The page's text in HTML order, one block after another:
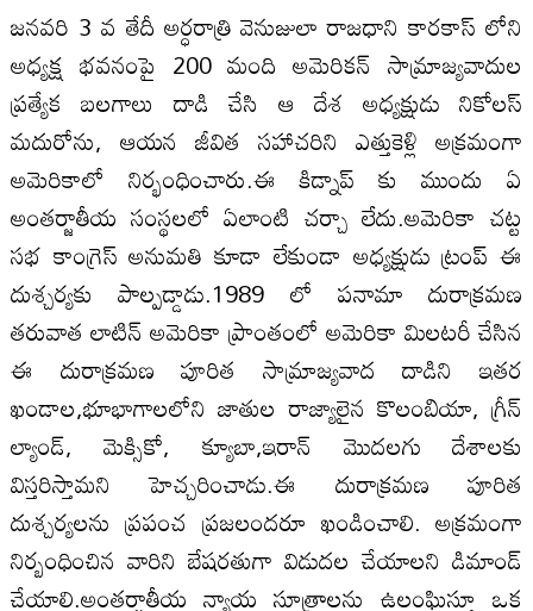
జనవరి 3 వ తేదీ అర్ధరాత్రి వెనుజులా రాజధాని కారకాస్ లోని
అధ్యక్ష భవనంపై 200 మంది అమెరికన్ సామ్రాజ్యవాదుల
ప్రత్యేక బలగాలు దాడి చేసి ఆ దేశ అధ్యక్షుడు నికోలస్
మదురోను, ఆయన జీవిత సహాచరిని ఎత్తుకెళ్లి అక్రమంగా
అమెరికాలో నిర్భంధించారు.ఈ కిడ్నాప్ కు ముందు ఏ
అంతర్జాతీయ సంస్థలలో ఏలాంటి చర్చా లేదు.అమెరికా చట్ట
సభ కాంగ్రెస్ అనుమతి కూడా లేకుండా అధ్యక్షుడు ట్రంప్ ఈ
దుశ్చర్యకు పాల్పడ్డాడు.1989 లో పనామా దురాక్రమణ
తరువాత లాటిన్ అమెరికా ప్రాంతంలో అమెరికా మిలటరీ చేసిన
ఈ దురాక్రమణ పూరిత సామ్రాజ్యవాద దాడిని ఇతర
ఖండాల,భూభాగాలలోని జాతుల రాజ్యాలైన కొలంబియా, గ్రీన్
ల్యాండ్, మెక్సికో, క్యూబా,ఇరాన్ మొదలగు దేశాలకు
విస్తరిస్తామని హెచ్చరించాడు.ఈ దురాక్రమణ పూరిత
దుశ్చర్యలను ప్రపంచ ప్రజలందరూ ఖండించాలి. అక్రమంగా
నిర్బంధించిన వారిని బేషరతుగా విడుదల చేయాలని డిమాండ్
చేయాలి.అంతర్జాతీయ న్యాయ సూత్రాలను ఉల్లంఘిస్తూ ఒక